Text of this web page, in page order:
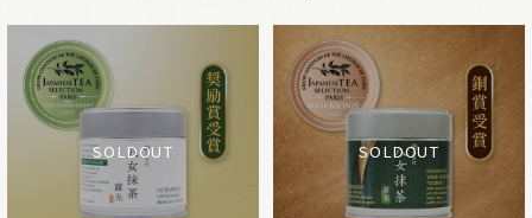
SOLDOUT SOLDOUT